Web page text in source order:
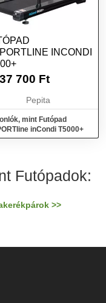
INCONDI
700 Ft
Pepita
mint Futópad
inCondi T5000+
Futópadok:
>>